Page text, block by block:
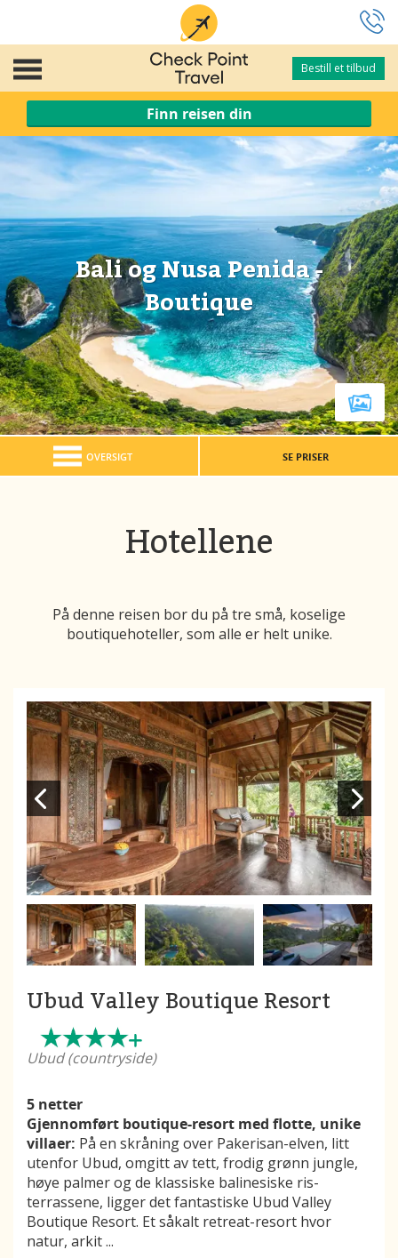
Bestill et tilbud
Bestill et tilbud
Finn reisen din
Bali og Nusa Penida -
Boutique
OVERSIGT SE PRISER
Hotellene
På denne reisen bor du på tre små, koselige
boutiquehoteller, som alle er helt unike.
Ubud Valley Boutique Resort
Ubud (countryside)
5 netter
Gjennomført boutique-resort med flotte, unike
villaer: På en skråning over Pakerisan-elven, litt
utenfor Ubud, omgitt av tett, frodig grønn jungle,
høye palmer og de klassiske balinesiske ris-
terrassene, ligger det fantastiske Ubud Valley
Boutique Resort. Et såkalt retreat-resort hvor
natur, arkit...